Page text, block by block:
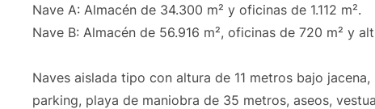
Nave A: Almacén de 34.300 m² y oficinas de 1.112 m².
Nave B: Almacén de 56.916 m², oficinas de 720 m² y
Naves aislada tipo con altura de 11 metros bajo
parking, playa de maniobra de 35 metros, aseos,